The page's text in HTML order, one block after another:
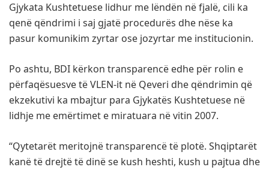
Gjykata Kushtetuese lidhur me lëndën në fjalë, cili ka
qenë qëndrimi i saj gjatë procedurës dhe nëse ka
pasur komunikim zyrtar ose jozyrtar me institucionin.
Po ashtu, BDI kërkon transparencë edhe për rolin e
përfaqësuesve të VLEN-it në Qeveri dhe qëndrimin që
ekzekutivi ka mbajtur para Gjykatës Kushtetuese në
lidhje me emërtimet e miratuara në vitin 2007.
“Qytetarët meritojnë transparencë të plotë. Shqiptarët
kanë të drejtë të dinë se kush heshti, kush u pajtua dhe